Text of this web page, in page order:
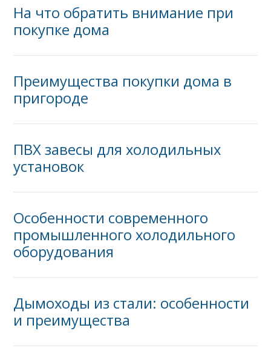
На что обратить внимание при
покупке дома
Преимущества покупки дома в
пригороде
ПВХ завесы для холодильных
установок
Особенности современного
промышленного холодильного
оборудования
Дымоходы из стали: особенности
и преимущества